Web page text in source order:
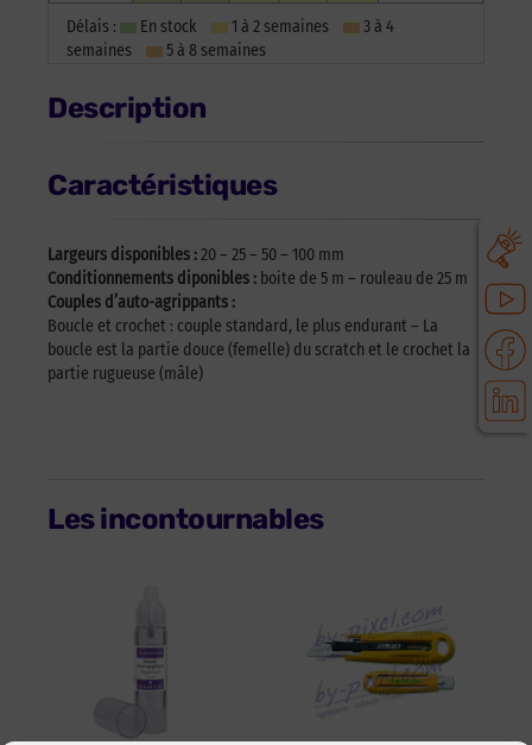
Délais : En stock 1 à 2 semaines
3 à 4
semaines
5 à 8 semaines
Description
Caractéristiques
Largeurs disponibles :20 – 25 – 50 – 100 mm
Conditionnements diponibles : boite de 5 m – rouleau de 25 m
Couples d’auto-agrippants :
Boucle et crochet : couple standard, le plus endurant – La
boucle est la partie douce (femelle) du scratch et le crochet la
partie rugueuse (mâle)
Les incontournables